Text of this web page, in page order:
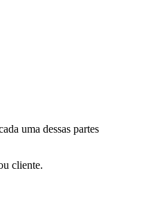
uma dessas partes
cliente.